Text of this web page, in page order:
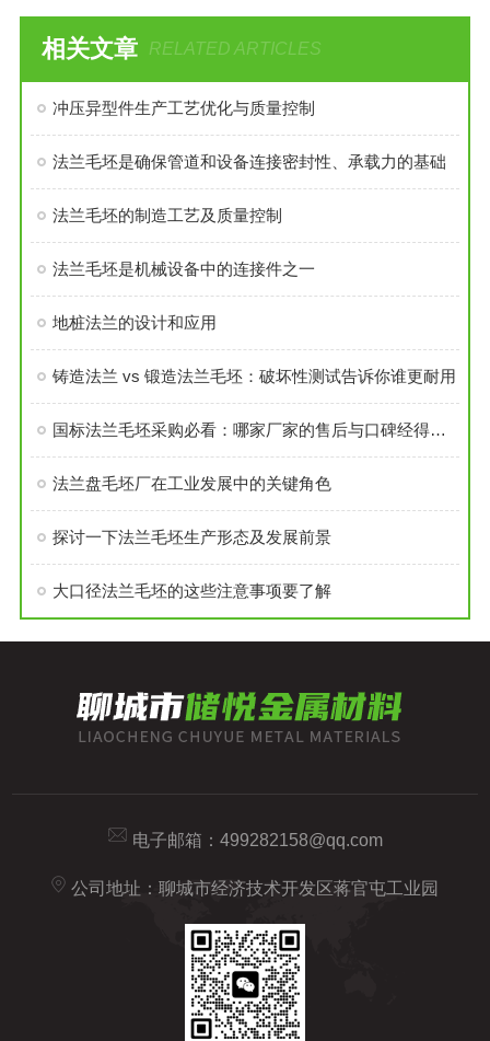
相关文章 RELATED ARTICLES
冲压异型件生产工艺优化与质量控制
法兰毛坯是确保管道和设备连接密封性、承载力的基础
法兰毛坯的制造工艺及质量控制
法兰毛坯是机械设备中的连接件之一
地桩法兰的设计和应用
铸造法兰 vs 锻造法兰毛坯：破坏性测试告诉你谁更耐用
国标法兰毛坯采购必看：哪家厂家的售后与口碑经得起考验？
法兰盘毛坯厂在工业发展中的关键角色
探讨一下法兰毛坯生产形态及发展前景
大口径法兰毛坯的这些注意事项要了解
电子邮箱： 499282158@qq.com
公司地址：聊城市经济技术开发区蒋官屯工业园